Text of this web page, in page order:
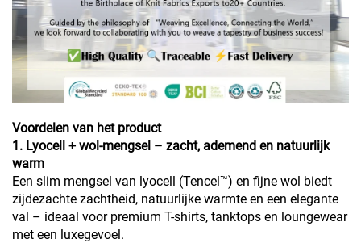
Voordelen van het product
1. Lyocell + wol-mengsel – zacht, ademend en natuurlijk
warm
Een slim mengsel van lyocell (Tencel™) en fijne wol biedt
zijdezachte zachtheid, natuurlijke warmte en een elegante
val – ideaal voor premium T-shirts, tanktops en loungewear
met een luxegevoel.